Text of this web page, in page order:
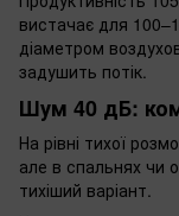
вистачає для
діаметром
задушить потік.
Шум 40 дБ:
На рівні тихої
але в спальнях чи
тихіший варіант.